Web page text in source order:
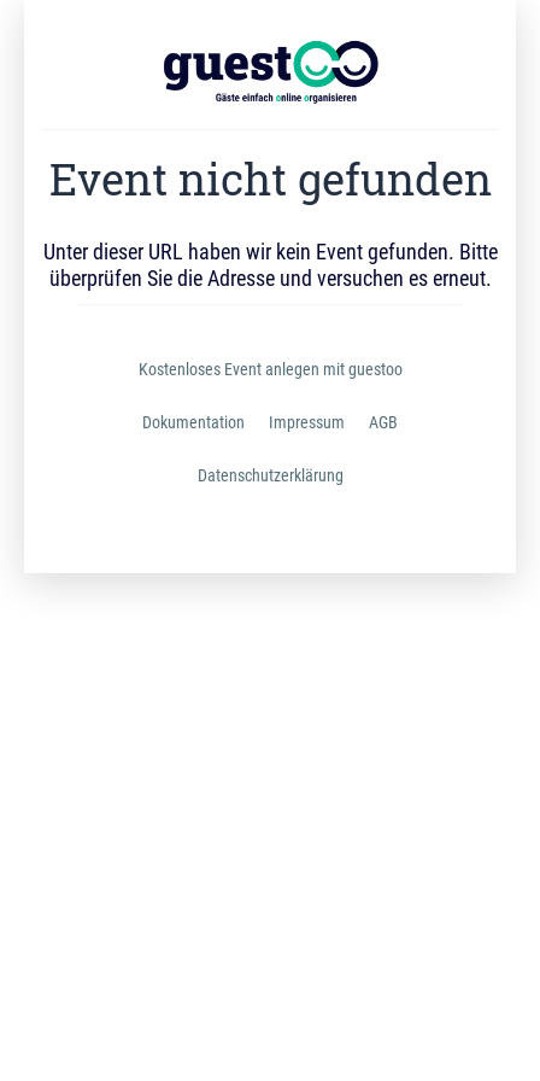
Event nicht gefunden
Unter dieser URL haben wir kein Event gefunden. Bitte
überprüfen Sie die Adresse und versuchen es erneut.
Kostenloses Event anlegen mit guestoo
Dokumentation Impressum AGB
Datenschutzerklärung